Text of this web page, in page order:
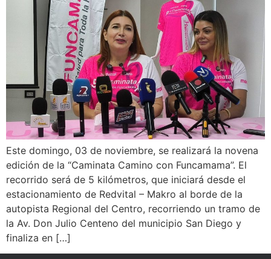
Este domingo, 03 de noviembre, se realizará la novena
edición de la “Caminata Camino con Funcamama”. El
recorrido será de 5 kilómetros, que iniciará desde el
estacionamiento de Redvital – Makro al borde de la
autopista Regional del Centro, recorriendo un tramo de
la Av. Don Julio Centeno del municipio San Diego y
finaliza en […]